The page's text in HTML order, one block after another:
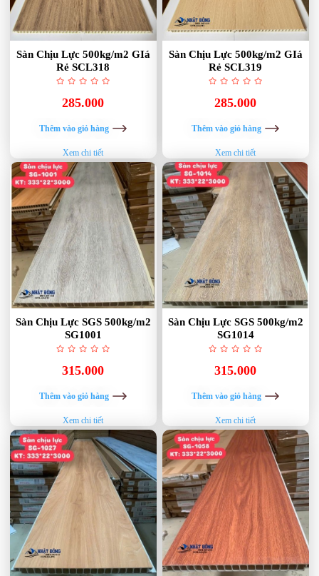
Sàn Chịu Lực 500kg/m2 GIá
Rẻ SCL318
285.000
Thêm vào giỏ hàng
Xem chi tiết
Sàn Chịu Lực 500kg/m2 GIá
Rẻ SCL319
285.000
Thêm vào giỏ hàng
Xem chi tiết
Sàn Chịu Lực SGS 500kg/m2
SG1001
315.000
Thêm vào giỏ hàng
Xem chi tiết
Sàn Chịu Lực SGS 500kg/m2
SG1014
315.000
Thêm vào giỏ hàng
Xem chi tiết